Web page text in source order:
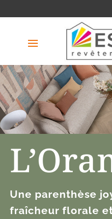
Une parenthèse
fraîcheur florale